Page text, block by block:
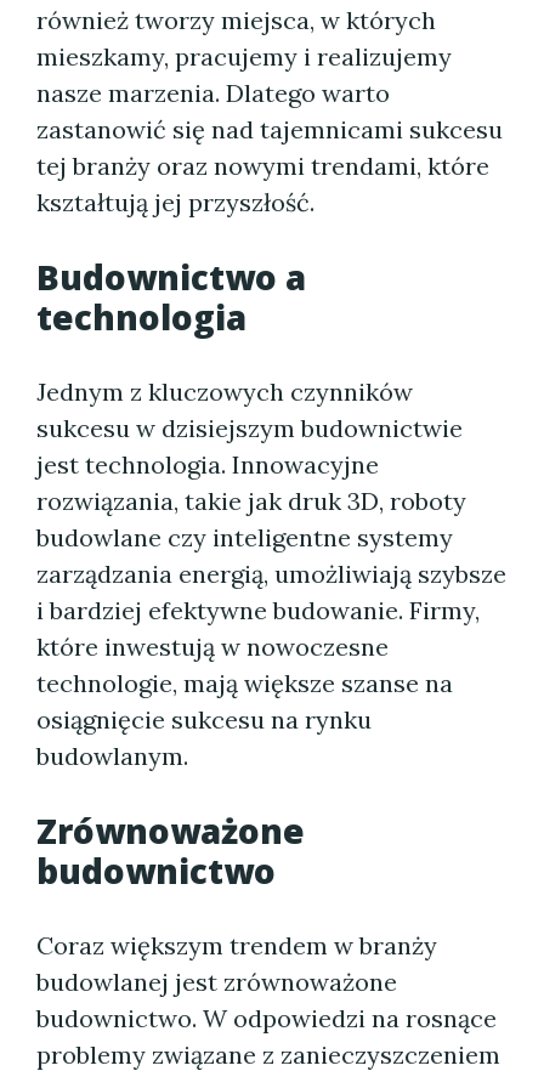
również tworzy miejsca, w których
mieszkamy, pracujemy i realizujemy
nasze marzenia. Dlatego warto
zastanowić się nad tajemnicami sukcesu
tej branży oraz nowymi trendami, które
kształtują jej przyszłość.
Budownictwo a
technologia
Jednym z kluczowych czynników
sukcesu w dzisiejszym budownictwie
jest technologia. Innowacyjne
rozwiązania, takie jak druk 3D, roboty
budowlane czy inteligentne systemy
zarządzania energią, umożliwiają szybsze
i bardziej efektywne budowanie. Firmy,
które inwestują w nowoczesne
technologie, mają większe szanse na
osiągnięcie sukcesu na rynku
budowlanym.
Zrównoważone
budownictwo
Coraz większym trendem w branży
budowlanej jest zrównoważone
budownictwo. W odpowiedzi na rosnące
problemy związane z zanieczyszczeniem